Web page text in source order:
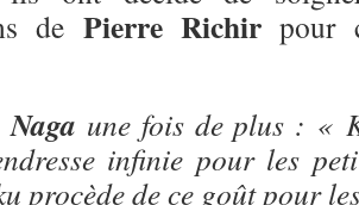
de Pierre Richirpour
une fois de plus : «
infinie pour les
procède de ce goût pour